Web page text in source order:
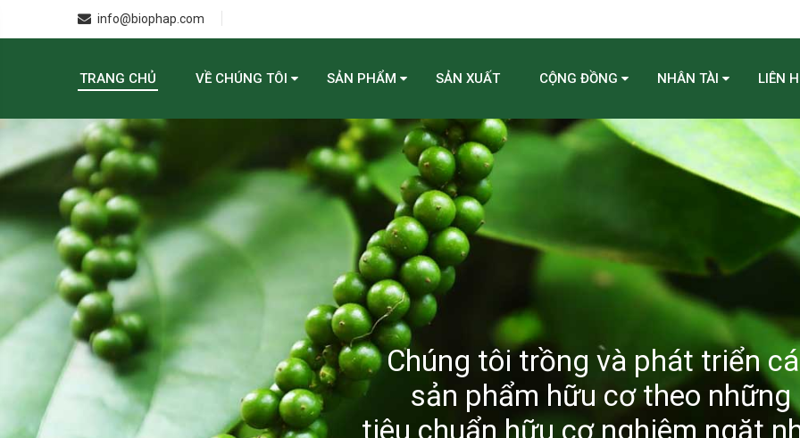
info@biophap.com
TRANG CHỦ VỀ CHÚNG TÔI SẢN PHẨM SẢN XUẤT CỘNG ĐỒNG NHÂN TÀI LIÊN
Chúng tôi trồng và phát triển
sản phẩm hữu cơ theo những
tiêu chuẩn hữu cơ nghiêm ngặt